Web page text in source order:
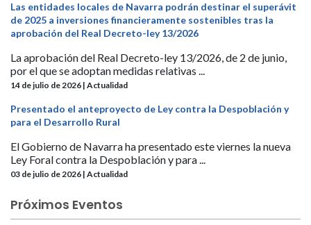
Las entidades locales de Navarra podrán destinar el superávit
de 2025 a inversiones financieramente sostenibles tras la
aprobación del Real Decreto-ley 13/2026
La aprobación del Real Decreto-ley 13/2026, de 2 de junio,
por el que se adoptan medidas relativas ...
14 de julio de 2026 | Actualidad
Presentado el anteproyecto de Ley contra la Despoblación y
para el Desarrollo Rural
El Gobierno de Navarra ha presentado este viernes la nueva
Ley Foral contra la Despoblación y para ...
03 de julio de 2026 | Actualidad
Próximos Eventos